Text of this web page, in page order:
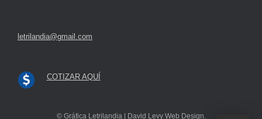
letrilandia@gmail.com
COTIZAR AQUÍ
© Gráfica Letrilandia | David Levy Web Design.